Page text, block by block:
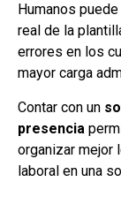
Humanos
real de la
errores en los
mayor carga
Contar con un
presencia
organizar mejor
laboral en una